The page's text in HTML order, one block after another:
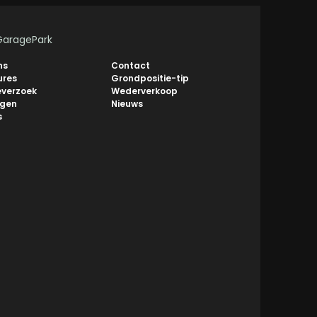
Contact
Grondpositie-tip
Wederverkoop
Nieuws